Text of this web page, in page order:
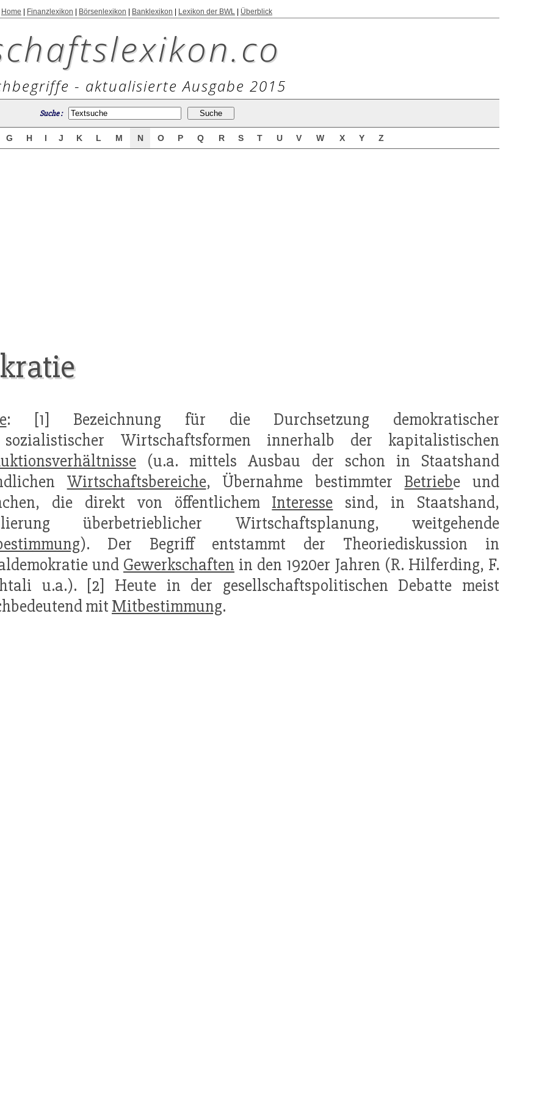
Home Finanzlexikon Börsenlexikon Banklexikon Lexikon der BWL Überblick
- aktualisierte Ausgabe 2015
Suche :
G H I J K L M N O P Q R S T U V W X Y Z
: [1] Bezeichnung für die Durchsetzung demokratischer
Wirtschaftsformen innerhalb der kapitalistischen
(u.a. mittels Ausbau der schon in Staatshand
Wirtschaftsbereiche, Übernahme bestimmter Betriebe und
die direkt von öffentlichem Interesse sind, in Staatshand,
überbetrieblicher Wirtschaftsplanung, weitgehende
). Der Begriff entstammt der Theoriediskussion in
und Gewerkschaften in den 1920er Jahren (R. Hilferding, F.
u.a.). [2] Heute in der gesellschaftspolitischen Debatte meist
mit Mitbestimmung.